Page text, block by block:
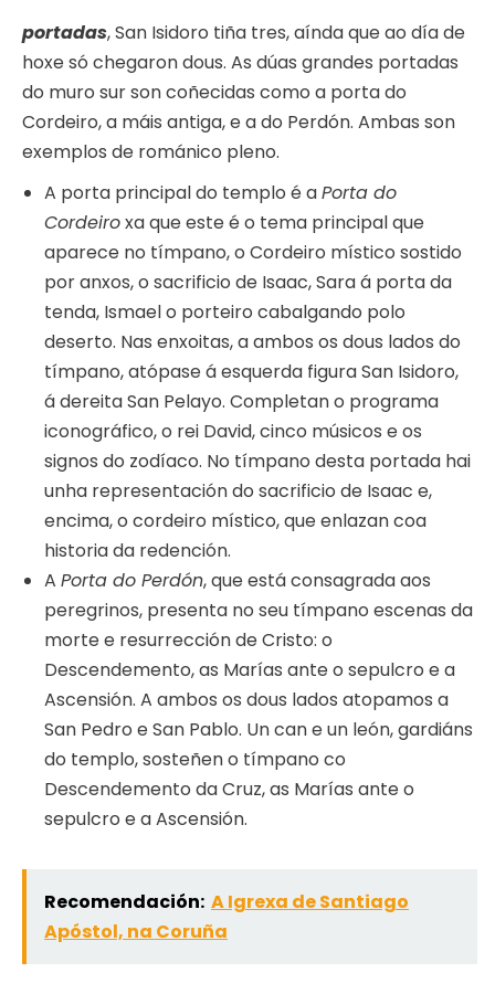
portadas, San Isidoro tiña tres, aínda que ao día de
hoxe só chegaron dous. As dúas grandes portadas
do muro sur son coñecidas como a porta do
Cordeiro, a máis antiga, e a do Perdón. Ambas son
exemplos de románico pleno.
A porta principal do templo é aPorta do
Cordeiroxa que este é o tema principal que
aparece no tímpano, o Cordeiro místico sostido
por anxos, o sacrificio de Isaac, Sara á porta da
tenda, Ismael o porteiro cabalgando polo
deserto. Nas enxoitas, a ambos os dous lados do
tímpano, atópase á esquerda figura San Isidoro,
á dereita San Pelayo. Completan o programa
iconográfico, o rei David, cinco músicos e os
signos do zodíaco. No tímpano desta portada hai
unha representación do sacrificio de Isaac e,
encima, o cordeiro místico, que enlazan coa
historia da redención.
A Porta do Perdón, que está consagrada aos
peregrinos, presenta no seu tímpano escenas da
morte e resurrección de Cristo: o
Descendemento, as Marías ante o sepulcro e a
Ascensión. A ambos os dous lados atopamos a
San Pedro e San Pablo. Un can e un león, gardiáns
do templo, sosteñen o tímpano co
Descendemento da Cruz, as Marías ante o
sepulcro e a Ascensión.
Recomendación: A Igrexa de Santiago
Apóstol, na Coruña